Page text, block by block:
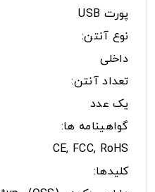
پورت USB
نوع آنتن:
داخلی
تعداد آنتن:
یک عدد
گواهینامه‌ ها:
CE, FCC, RoHS
کلیدها: